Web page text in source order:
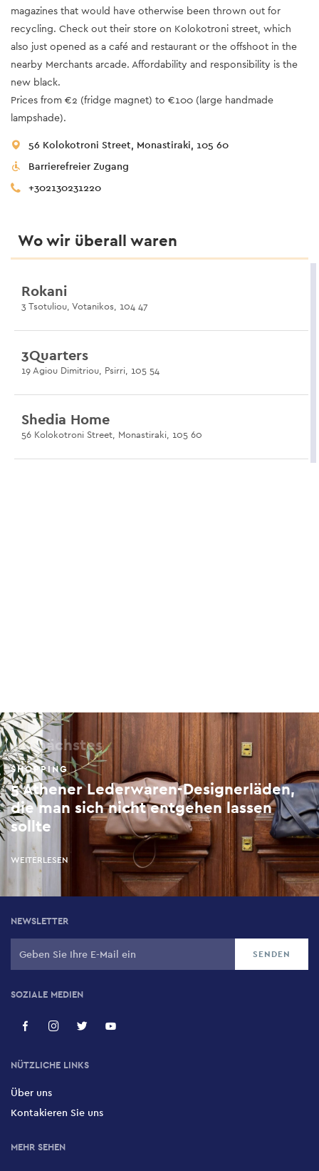
magazines that would have otherwise been thrown out for
recycling. Check out their store on Kolokotroni street, which
also just opened as a café and restaurant or the offshoot in the
nearby Merchants arcade. Affordability and responsibility is the
new black.
Prices from €2 (fridge magnet) to €100 (large handmade
lampshade).
56 Kolokotroni Street, Monastiraki, 105 60
Barrierefreier Zugang
+302130231220
Wo wir überall waren
Rokani
3 Tsotuliou, Votanikos, 104 47
3Quarters
19 Agiou Dimitriou, Psirri, 105 54
Shedia Home
56 Kolokotroni Street, Monastiraki, 105 60
Als nächstes
SHOPPING
5 Athener Lederwaren-Designerläden,
die man sich nicht entgehen lassen
sollte
WEITERLESEN
NEWSLETTER
SOZIALE MEDIEN
NÜTZLICHE LINKS
Über uns
Kontakieren Sie uns
MEHR SEHEN